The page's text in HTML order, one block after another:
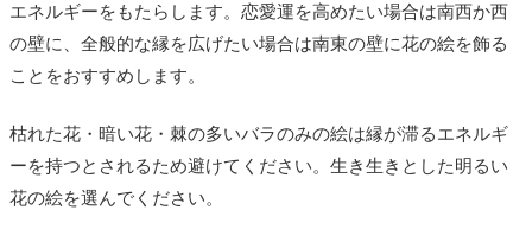
エネルギーをもたらします。恋愛運を高めたい場合は南西か西
の壁に、全般的な縁を広げたい場合は南東の壁に花の絵を飾る
ことをおすすめします。
枯れた花・暗い花・棘の多いバラのみの絵は縁が滞るエネルギ
ーを持つとされるため避けてください。生き生きとした明るい
花の絵を選んでください。